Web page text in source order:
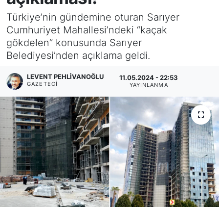
Türkiye’nin gündemine oturan Sarıyer
Cumhuriyet Mahallesi’ndeki “kaçak
gökdelen” konusunda Sarıyer
Belediyesi’nden açıklama geldi.
LEVENT PEHLIVANOĞLU
GAZETECI
11.05.2024 - 22:53
YAYINLANMA
KÖŞE YAZILARI
KÖŞE YAZILARI (Arşiv)
RÖPORTAJ
SAĞLIK
SARIYER HABERLERİ
SARIYER İMAR BARIŞI